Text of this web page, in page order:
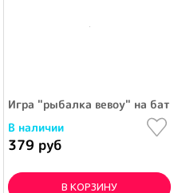
Игра "рыбалка вевоу" на
В наличии
379 руб
В КОРЗИНУ